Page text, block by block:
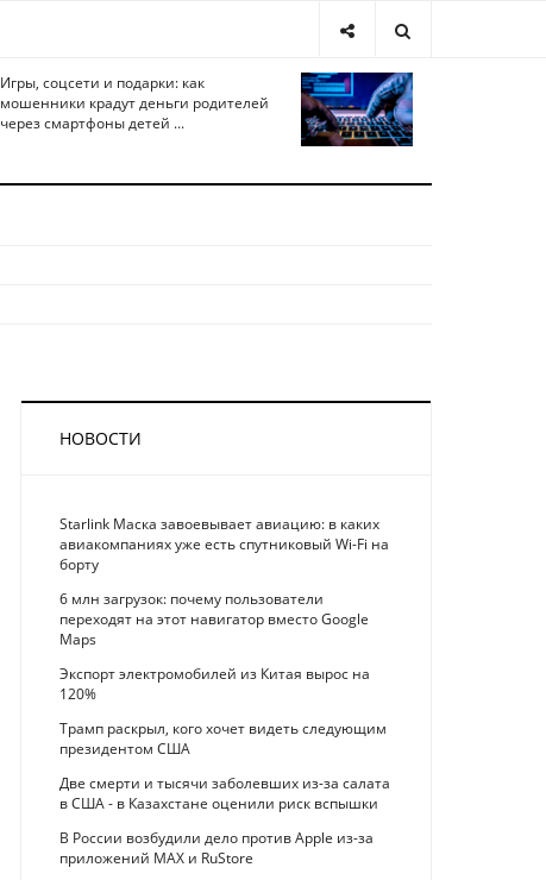
Игры, соцсети и подарки: как
мошенники крадут деньги родителей
через смартфоны детей ...
НОВОСТИ
Starlink Маска завоевывает авиацию: в каких
авиакомпаниях уже есть спутниковый Wi-Fi на
борту
6 млн загрузок: почему пользователи
переходят на этот навигатор вместо Google
Maps
Экспорт электромобилей из Китая вырос на
120%
Трамп раскрыл, кого хочет видеть следующим
президентом США
Две смерти и тысячи заболевших из-за салата
в США - в Казахстане оценили риск вспышки
В России возбудили дело против Apple из-за
приложений MAX и RuStore